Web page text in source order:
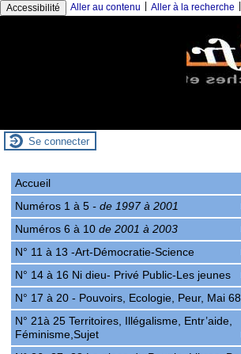
Accessibilité Aller au contenu Aller à la recherche
Se connecter
Accueil
Numéros 1 à 5- de 1997 à 2001
Numéros 6 à 10de 2001 à 2003
N° 11 à 13 -Art-Démocratie-Science
N° 14 à 16 Ni dieu- Privé Public-Les jeunes
N° 17 à 20 - Pouvoirs, Ecologie, Peur, Mai 68
N° 21à 25 Territoires, Illégalisme, Entr’aide,
Féminisme,Sujet